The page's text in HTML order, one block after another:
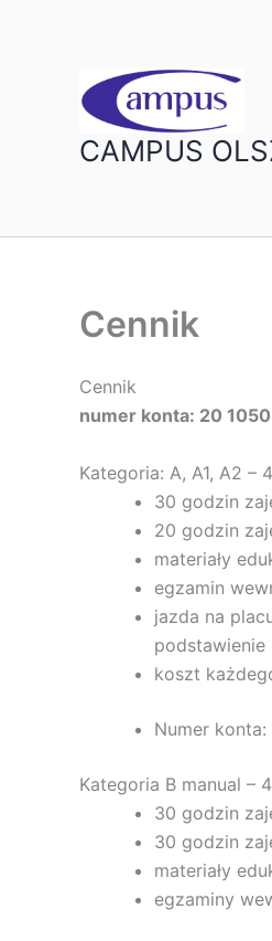
CAMPUS
Cennik
Cennik
numer konta: 20
Kategoria: A, A1, A2 –
30 godzin
20 godzin
materiały
egzamin
jazda na
koszt
Numer
Kategoria B manual –
30 godzin
30 godzin
materiały
egzaminy